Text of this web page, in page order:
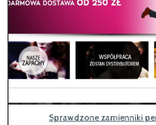
Sprawdzone zamienniki